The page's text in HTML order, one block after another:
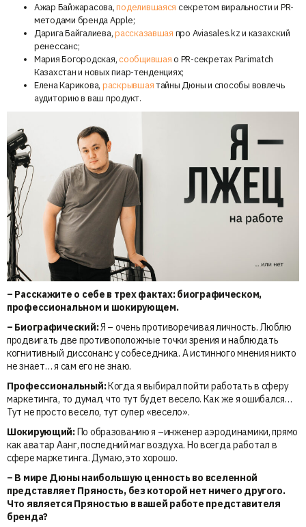
Ажар Байжарасова,поделившаяся секретом виральности и PR-
методами бренда Apple;
Дарига Байгалиева,рассказавшая про Aviasales.kz и казахский
ренессанс;
Мария Богородская,сообщившаяо PR-секретах Parimatch
Казахстан и новых пиар-тенденциях;
Елена Карикова, раскрывшаятайны Дюны и способы вовлечь
аудиторию в ваш продукт.
– Расскажите о себе в трех фактах: биографическом,
профессиональном и шокирующем.
– Биографический:Я – очень противоречивая личность. Люблю
продвигать две противоположные точки зрения и наблюдать
когнитивный диссонанс у собеседника. А истинного мнения никто
не знает… я сам его не знаю.
Профессиональный:Когда я выбирал пойти работать в сферу
маркетинга, то думал, что тут будет весело. Как же я ошибался…
Тут не просто весело, тут супер «весело».
Шокирующий:По образованию я –инженер аэродинамики, прямо
как аватар Аанг, последний маг воздуха. Но всегда работал в
сфере маркетинга. Думаю, это хорошо.
– В мире Дюны наибольшую ценность во вселенной
представляет Пряность, без которой нет ничего другого.
Что является Пряностью в вашей работе представителя
бренда?